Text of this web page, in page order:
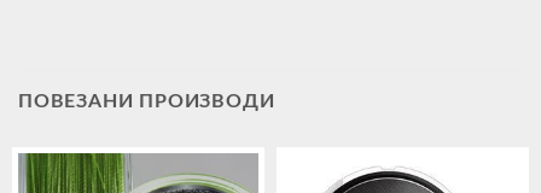
ПОВЕЗАНИ ПРОИЗВОДИ